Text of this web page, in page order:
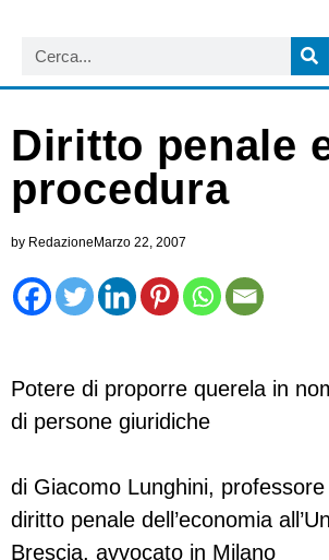
Diritto penale
procedura
by Redazione Marzo 22, 2007
Potere di proporre querela in
di persone giuridiche
di Giacomo Lunghini,
diritto penale dell’economia
Brescia, avvocato in Milano